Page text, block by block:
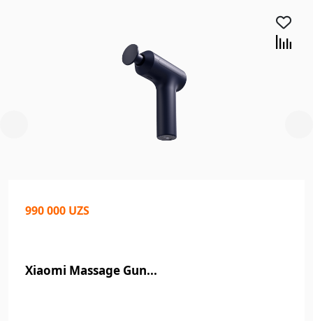
990 000 UZS
Xiaomi Massage Gun...